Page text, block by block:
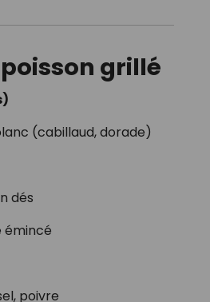
grillé
(cabillaud, dorade)
dés
émincé
poivre